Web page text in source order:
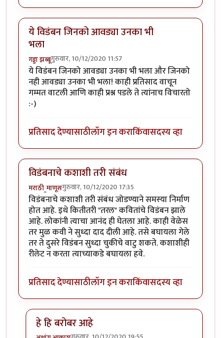
ये विडंबन जिनको आवड्या उनका भी
भला
गड्डा झब्बूगुरुवार, 10/12/2020 11:57
ये विडंबन जिनको आवड्या उनका भी भला और जिनको
नही आवड्या उनका भी भला! काही प्रतिसाद वाचून
गम्मत वाटली आणि काही प्रश्न पडले ते त्यांनाच विचारतो
:-)
प्रतिसाद देण्यासाठीलॉग इन कराकिंवासदस्य व्हा
विडंबनाचे कशाशी तरी संबंध
मराठी_माणूसगुरुवार, 10/12/2020 17:35
विडंबनाचे कशाशी तरी संबंध जोडण्याने समस्या निर्माण
होत आहे. इथे कितीतरी "तरल" कवितांचे विडंबन झाले
आहे. लोकांनी त्याचा आनंद ही घेतला आहे. काही वेळेस
तर मुळ कवी ने सुध्दा दाद दीली आहे. तसे बघायला गेले
तर ते दुसरे विडंबन सुध्दा चुकीचे वाटु शकते. कशाशीही
रीलेट न करता त्याच्याकडे बघायला हवे.
प्रतिसाद देण्यासाठीलॉग इन कराकिंवासदस्य व्हा
हे हि बरोबर आहे